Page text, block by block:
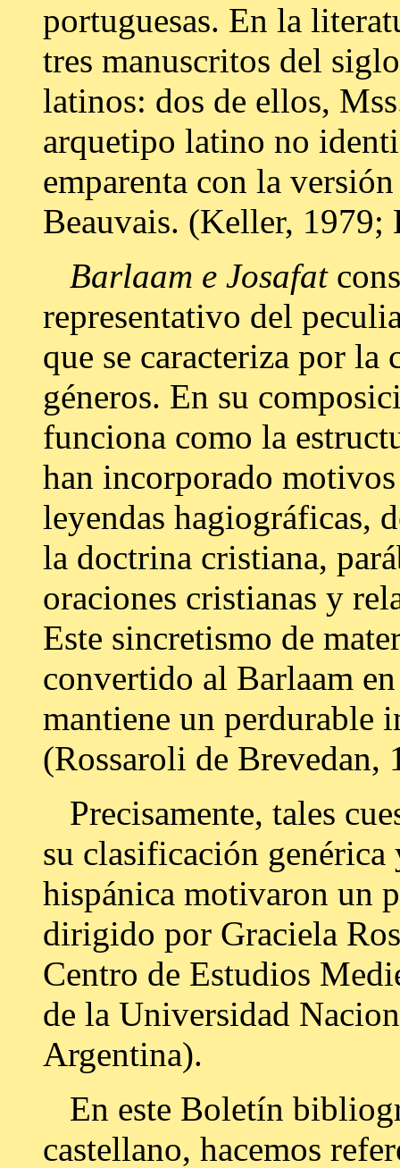
portuguesas. En la
tres manuscritos del
latinos: dos de ellos,
arquetipo latino no
emparenta con la
Beauvais. (Keller, 1979;
Barlaam e Josafat
representativo del
que se caracteriza por
géneros. En su
funciona como la
han incorporado
leyendas hagiográficas,
la doctrina cristiana,
oraciones cristianas y
Este sincretismo de
convertido al Barlaam
mantiene un perdurable
(Rossaroli de Brevedan,
Precisamente, tales
su clasificación
hispánica motivaron un
dirigido por Graciela
Centro de Estudios
de la Universidad
Argentina).
En este Boletín
castellano, hacemos